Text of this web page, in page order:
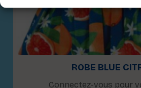
ROBE BLUE
Connectez-vous pour